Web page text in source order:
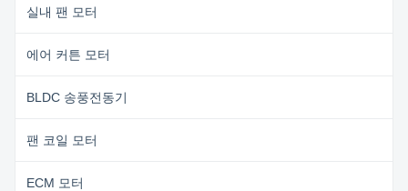
실내 팬 모터
에어 커튼 모터
BLDC 송풍전동기
팬 코일 모터
ECM 모터